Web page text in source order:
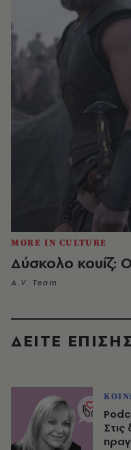
MORE IN CULTURE
Δύσκολο κουίζ:
A.V. Team
ΔΕΙΤΕ
Στις